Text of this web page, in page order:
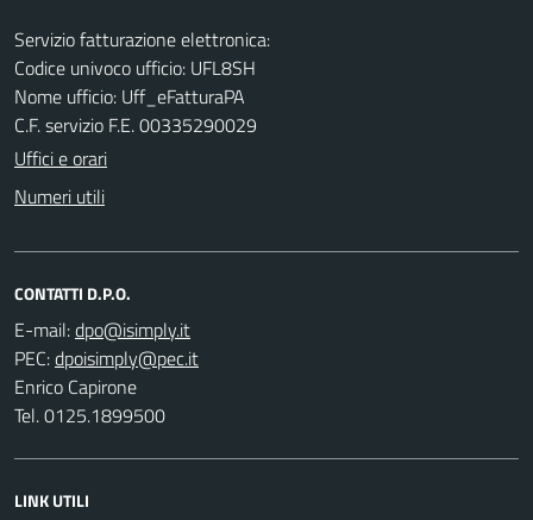
Servizio fatturazione elettronica:
Codice univoco ufficio: UFL8SH
Nome ufficio: Uff_eFatturaPA
C.F. servizio F.E. 00335290029
Uffici e orari
Numeri utili
CONTATTI D.P.O.
E-mail:
PEC:
Enrico Capirone
Tel. 0125.1899500
LINK UTILI